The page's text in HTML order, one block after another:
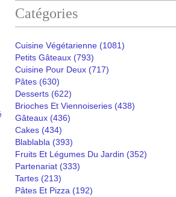
Catégories
Cuisine Végétarienne (1081)
Petits Gâteaux (793)
Cuisine Pour Deux (717)
Pâtes (630)
Desserts (622)
Brioches Et Viennoiseries (438)
Gâteaux (436)
Cakes (434)
Blablabla (393)
Fruits Et Légumes Du Jardin (352)
Partenariat (333)
Tartes (213)
Pâtes Et Pizza (192)